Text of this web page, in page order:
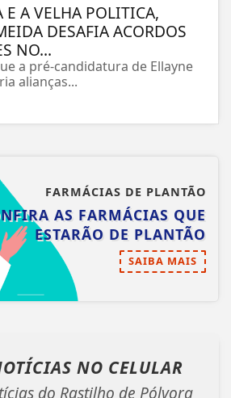
E A VELHA POLITICA,
DESAFIA ACORDOS
NO...
a pré-candidatura de Ellayne
alianças...
FARMÁCIAS DE PLANTÃO
AS FARMÁCIAS QUE
ESTARÃO DE PLANTÃO
SAIBA MAIS
NO CELULAR
do Rastilho de Pólvora